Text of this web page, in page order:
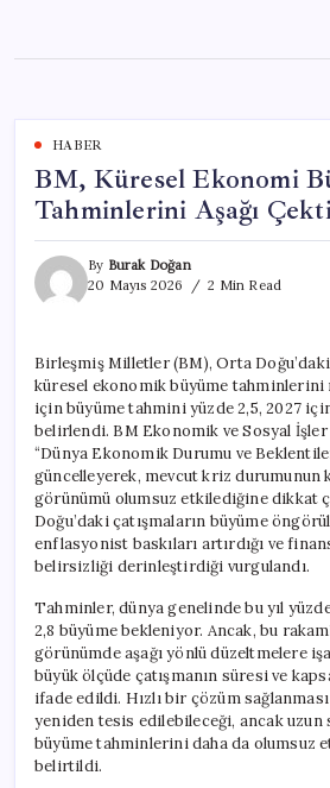
content
HABER
BM, Küresel Ekonomi
Tahminlerini Aşağı
By Burak Doğan
20 Mayıs 2026
2 Min Read
Birleşmiş Milletler (BM), Orta
küresel ekonomik büyüme tahminlerini
için büyüme tahmini yüzde 2,5, 2027
belirlendi. BM Ekonomik ve Sosyal İşler
“Dünya Ekonomik Durumu ve
güncelleyerek, mevcut kriz durumunun
görünümü olumsuz etkilediğine dikkat
Doğu’daki çatışmaların büyüme
enflasyonist baskıları artırdığı ve
belirsizliği derinleştirdiği vurgulandı.
Tahminler, dünya genelinde bu yıl
2,8 büyüme bekleniyor. Ancak, bu
görünümde aşağı yönlü düzeltmelere
büyük ölçüde çatışmanın süresi ve
ifade edildi. Hızlı bir çözüm
yeniden tesis edilebileceği, ancak
büyüme tahminlerini daha da olumsuz
belirtildi.